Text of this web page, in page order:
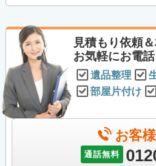
見積もり依頼＆
お気軽にお電
遺品整理
部屋片付け
お客
通話無料